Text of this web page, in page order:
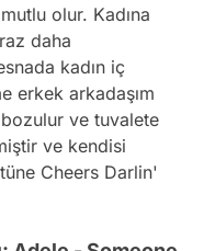
olur. Kadına
daha
kadın iç
erkek arkadaşım
ve tuvalete
ve kendisi
Cheers Darlin'